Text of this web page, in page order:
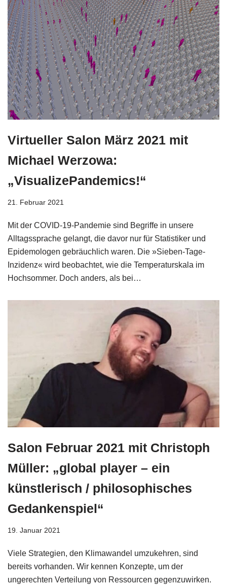
Virtueller Salon März 2021 mit
Michael Werzowa:
„VisualizePandemics!“
21. Februar 2021
Mit der COVID-19-Pandemie sind Begriffe in unsere
Alltagssprache gelangt, die davor nur für Statistiker und
Epidemologen gebräuchlich waren. Die »Sieben-Tage-
Inzidenz« wird beobachtet, wie die Temperaturskala im
Hochsommer. Doch anders, als bei…
Salon Februar 2021 mit Christoph
Müller: „global player – ein
künstlerisch / philosophisches
Gedankenspiel“
19. Januar 2021
Viele Strategien, den Klimawandel umzukehren, sind
bereits vorhanden. Wir kennen Konzepte, um der
ungerechten Verteilung von Ressourcen gegenzuwirken.